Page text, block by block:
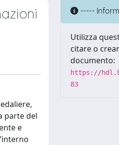
parte del
e
-----
Utilizza
citare o
documento:
https://
83